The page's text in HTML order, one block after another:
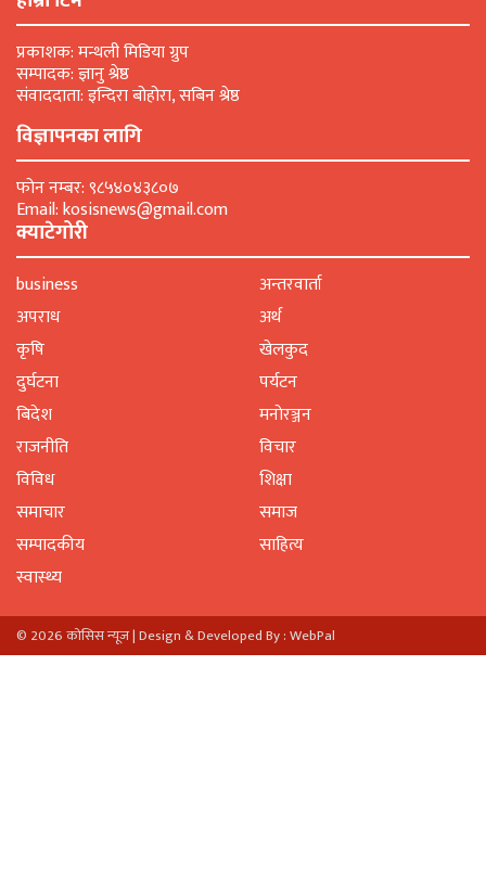
प्रकाशक: मन्थली मिडिया ग्रुप
सम्पादक: ज्ञानु श्रेष्ठ
संवाददाता: इन्दिरा बोहोरा, सबिन श्रेष्ठ
विज्ञापनका लागि
फोन नम्बर: ९८५४०४३८०७
Email: kosisnews@gmail.com
क्याटेगोरी
business
अन्तरवार्ता
अपराध
अर्थ
कृषि
खेलकुद
दुर्घटना
पर्यटन
बिदेश
मनाेरञ्जन
राजनीति
विचार
विविध
शिक्षा
समाचार
समाज
सम्पादकीय
साहित्य
स्वास्थ्य
© 2026 काेसिस न्यूज |Design & Developed By : WebPal